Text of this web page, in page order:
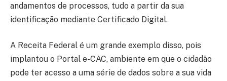
andamentos de processos, tudo a partir da sua
identificação mediante Certificado Digital.
A Receita Federal é um grande exemplo disso, pois
implantou o Portal e-CAC, ambiente em que o cidadão
pode ter acesso a uma série de dados sobre a sua vida